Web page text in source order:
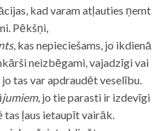
kad varam atļauties ņemt
Pēkšņi,
, kas nepieciešams, jo ikdienā
neizbēgami, vajadzīgi vai
jo tas var apdraudēt veselību.
, jo tie parasti ir izdevīgi
ļaus ietaupīt vairāk.